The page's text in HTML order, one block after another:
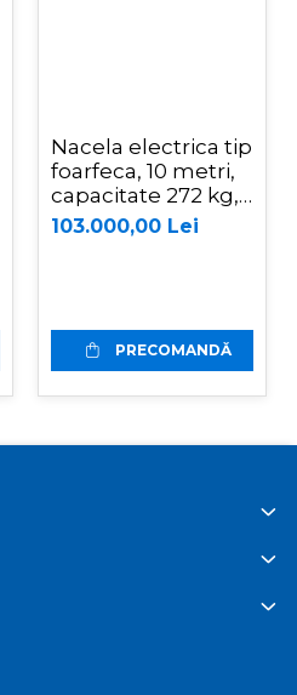
Nacela electrica tip
foarfeca, 10 metri,
capacitate 272 kg,
Magni ES1008AC+
103.000,00 Lei
PRECOMANDĂ